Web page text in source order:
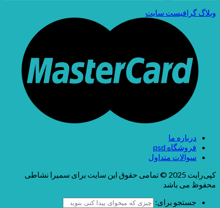
وبلاگ گرافیست سایت
درباره ما
فروشگاه psd
سوالات متداول
کپی‌رایت 2025 © تمامی حقوق این سایت برای سمیرا نشاطی
محفوظ می باشد
جستجو برای: